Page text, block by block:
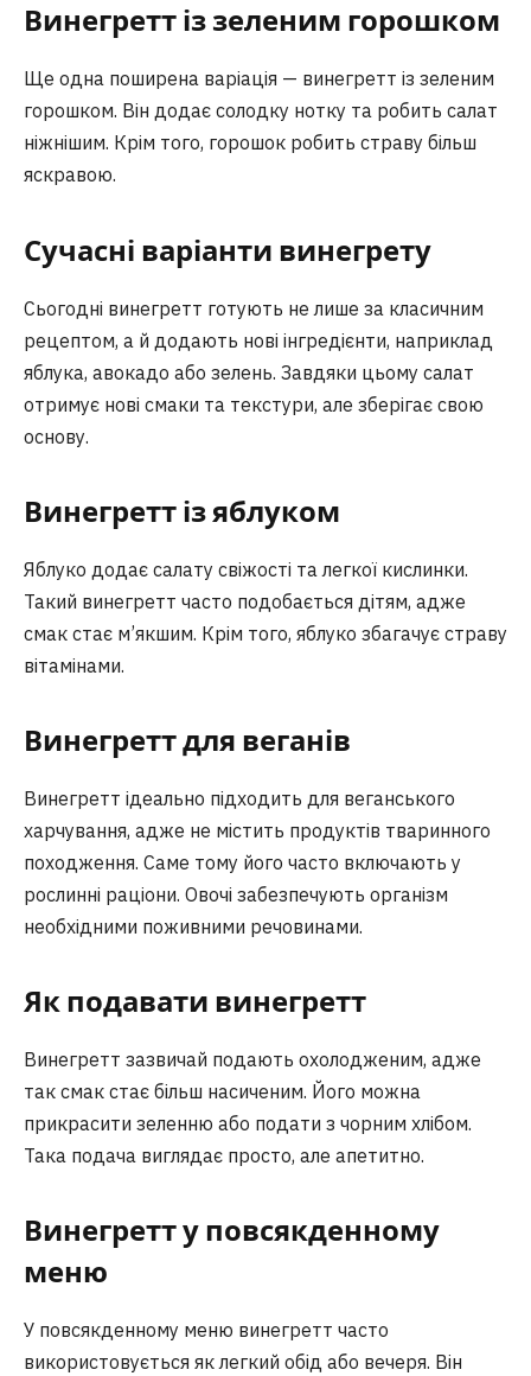
Винегретт із зеленим горошком
Ще одна поширена варіація — винегретт із зеленим
горошком. Він додає солодку нотку та робить салат
ніжнішим. Крім того, горошок робить страву більш
яскравою.
Сучасні варіанти винегрету
Сьогодні винегретт готують не лише за класичним
рецептом, а й додають нові інгредієнти, наприклад
яблука, авокадо або зелень. Завдяки цьому салат
отримує нові смаки та текстури, але зберігає свою
основу.
Винегретт із яблуком
Яблуко додає салату свіжості та легкої кислинки.
Такий винегретт часто подобається дітям, адже
смак стає м’якшим. Крім того, яблуко збагачує страву
вітамінами.
Винегретт для веганів
Винегретт ідеально підходить для веганського
харчування, адже не містить продуктів тваринного
походження. Саме тому його часто включають у
рослинні раціони. Овочі забезпечують організм
необхідними поживними речовинами.
Як подавати винегретт
Винегретт зазвичай подають охолодженим, адже
так смак стає більш насиченим. Його можна
прикрасити зеленню або подати з чорним хлібом.
Така подача виглядає просто, але апетитно.
Винегретт у повсякденному
меню
У повсякденному меню винегретт часто
використовується як легкий обід або вечеря. Він